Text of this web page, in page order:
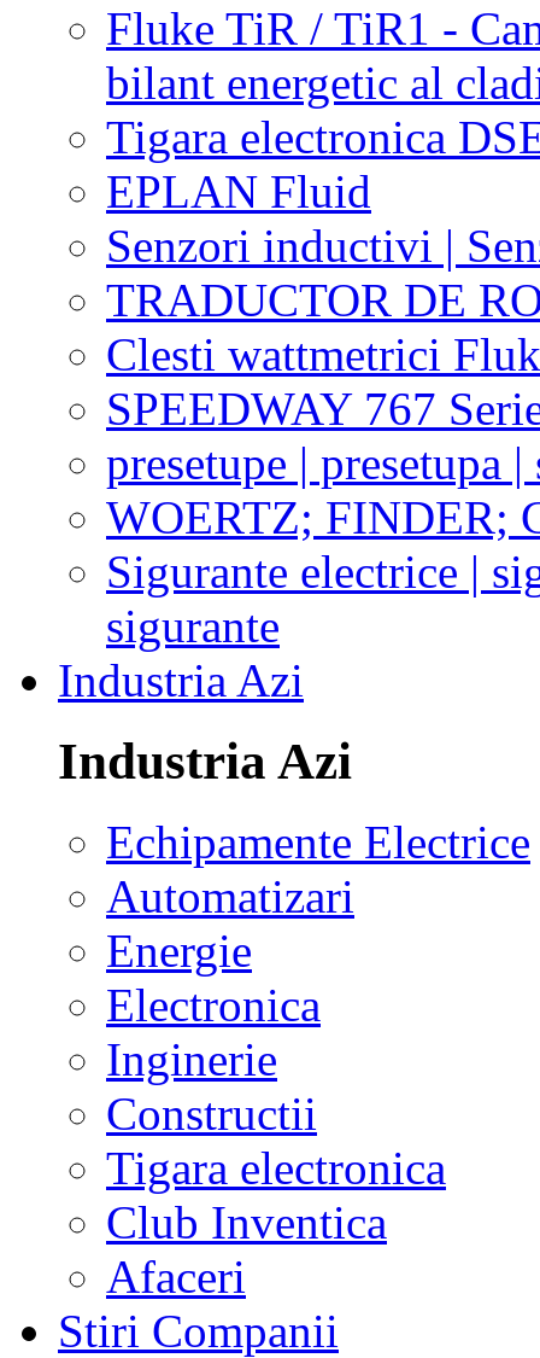
Fluke TiR / TiR1 -
bilant energetic al
Tigara electronica
EPLAN Fluid
Senzori inductivi |
TRADUCTOR DE
Clesti wattmetrici
SPEEDWAY 767
presetupe | presetupa |
WOERTZ; FINDER;
Sigurante electrice |
sigurante
Industria Azi
Industria Azi
Echipamente Electrice
Automatizari
Energie
Electronica
Inginerie
Constructii
Tigara electronica
Club Inventica
Afaceri
Stiri Companii